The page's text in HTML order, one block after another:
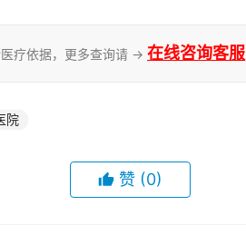
疗依据，更多查询请 → 在线咨询客服
院
赞 (0)